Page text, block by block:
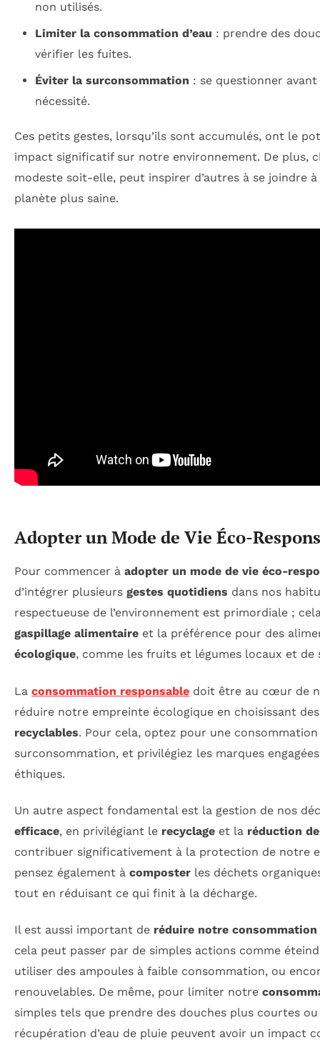
non utilisés.
Limiter la consommation d’eau : prendre des
vérifier les fuites.
Éviter la surconsommation : se questionner
nécessité.
Ces petits gestes, lorsqu’ils sont accumulés, ont le
impact significatif sur notre environnement. De plus,
modeste soit-elle, peut inspirer d’autres à se joindre
planète plus saine.
Adopter un Mode de Vie Éco-
Pour commencer à adopter un mode de vie éco-
d’intégrer plusieurs gestes quotidiens dans nos
respectueuse de l’environnement est primordiale ;
gaspillage alimentaire et la préférence pour des
écologique, comme les fruits et légumes locaux et de
La consommation responsable doit être au cœur de
réduire notre empreinte écologique en choisissant
recyclables. Pour cela, optez pour une
surconsommation, et privilégiez les marques
éthiques.
Un autre aspect fondamental est la gestion de nos
efficace, en privilégiant le recyclage et la réduction
contribuer significativement à la protection de notre
pensez également à composter les déchets
tout en réduisant ce qui finit à la décharge.
Il est aussi important de réduire notre consommation
cela peut passer par de simples actions comme
utiliser des ampoules à faible consommation, ou
renouvelables. De même, pour limiter notre
simples tels que prendre des douches plus courtes
récupération d’eau de pluie peuvent avoir un impact